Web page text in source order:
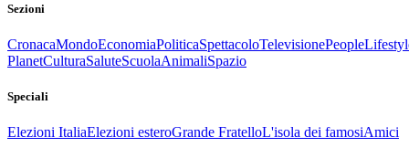
Sezioni
CronacaMondoEconomiaPoliticaSpettacoloTelevisionePeople
PlanetCulturaSaluteScuolaAnimaliSpazio
Speciali
Elezioni ItaliaElezioni esteroGrande FratelloL'isola dei famosiAmici